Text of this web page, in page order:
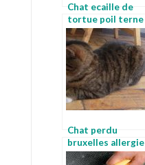
Chat ecaille de
tortue poil terne
chat
Chat perdu
bruxelles allergie
au poil de chat